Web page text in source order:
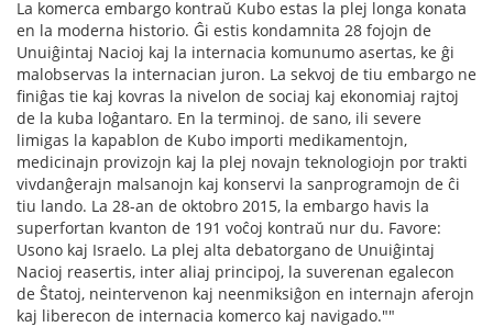
La komerca embargo kontraŭ Kubo estas la plej longa konata
en la moderna historio. Ĝi estis kondamnita 28 fojojn de
Unuiĝintaj Nacioj kaj la internacia komunumo asertas, ke ĝi
malobservas la internacian juron. La sekvoj de tiu embargo ne
finiĝas tie kaj kovras la nivelon de sociaj kaj ekonomiaj rajtoj
de la kuba loĝantaro. En la terminoj. de sano, ili severe
limigas la kapablon de Kubo importi medikamentojn,
medicinajn provizojn kaj la plej novajn teknologiojn por trakti
vivdanĝerajn malsanojn kaj konservi la sanprogramojn de ĉi
tiu lando. La 28-an de oktobro 2015, la embargo havis la
superfortan kvanton de 191 voĉoj kontraŭ nur du. Favore:
Usono kaj Israelo. La plej alta debatorgano de Unuiĝintaj
Nacioj reasertis, inter aliaj principoj, la suverenan egalecon
de Ŝtatoj, neintervenon kaj neenmiksiĝon en internajn aferojn
kaj liberecon de internacia komerco kaj navigado.""